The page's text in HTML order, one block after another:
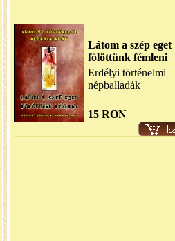
Látom a szép eget
fölöttünk fémleni
Erdélyi történelmi
népballadák
15 RON